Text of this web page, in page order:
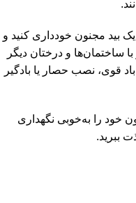
بید مجنون خودداری کنید و
مکانی بکارید که حداقل ۱۰ متر با ساختمان‌ها و درختان دیگر
قوی، نصب حصار یا بادگیر
خود را به‌خوبی نگهداری
ببرید.